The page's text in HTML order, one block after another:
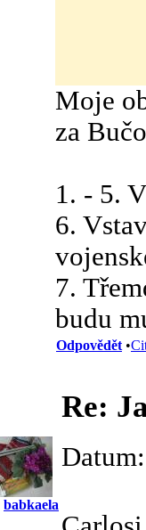
Moje
za
1. - 5.
6.
7.
budu
Odpovědět •
babkaela
Re: